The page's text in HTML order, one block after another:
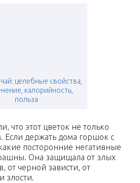
целебные свойства,
калорийность,
польза
что этот цветок не только
Если держать дома горшок с
посторонние негативные
Она защищала от злых
от черной зависти, от
злости.